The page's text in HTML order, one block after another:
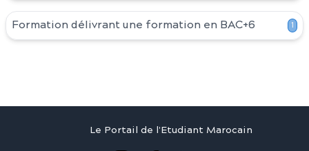
Formation délivrant une formation en BAC+6 1
Le Portail de l'Etudiant Marocain